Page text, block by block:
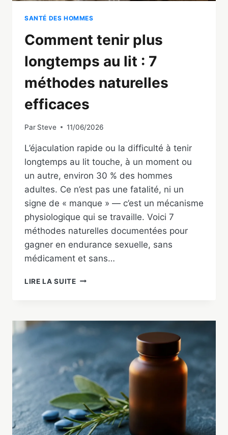
SANTÉ DES HOMMES
Comment tenir plus
longtemps au lit : 7
méthodes naturelles
efficaces
Par Steve 11/06/2026
L’éjaculation rapide ou la difficulté à tenir
longtemps au lit touche, à un moment ou
un autre, environ 30 % des hommes
adultes. Ce n’est pas une fatalité, ni un
signe de « manque » — c’est un mécanisme
physiologique qui se travaille. Voici 7
méthodes naturelles documentées pour
gagner en endurance sexuelle, sans
médicament et sans…
LIRE LA SUITECOMMENT
AU
MÉTHODES
NATURELLES
EFFICACES